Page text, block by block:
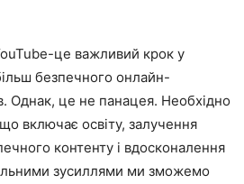
це важливий крок у
безпечного онлайн-
Однак, це не панацея. Необхідно
включає освіту, залучення
контенту і вдосконалення
зусиллями ми зможемо